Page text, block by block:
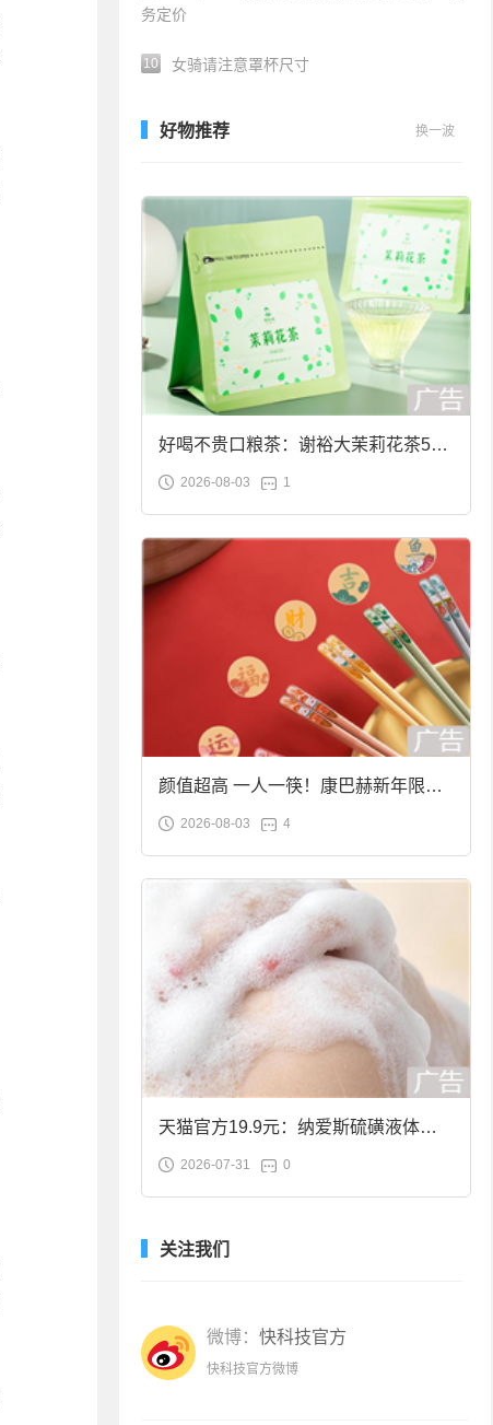
务定价
10 女骑请注意罩杯尺寸
好物推荐 换一波
好喝不贵口粮茶：谢裕大茉莉花茶50g
袋装9.9元到手
2026-08-03 1
颜值超高 一人一筷！康巴赫新年限定
合金筷子大促：19.9元
2026-08-03 4
天猫官方19.9元：纳爱斯硫磺液体香
皂2斤大促
2026-07-31 0
关注我们
微博： 快科技官方
快科技官方微博